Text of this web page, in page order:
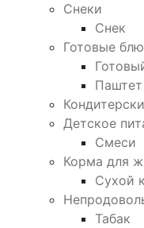
Снеки
Снек
Готовые
Паштет
Детское
Смеси
Корма для
Сухой
Табак